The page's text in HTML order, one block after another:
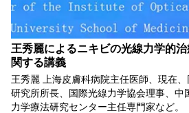
王秀麗によるニキビの光線力学的
関する講義
王秀麗 上海皮膚科病院主任医師、現在
研究所所長、国際光線力学協会理事、中
力学療法研究センター主任専門家など。